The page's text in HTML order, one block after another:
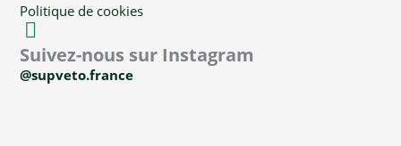
Politique de cookies
Suivez-nous sur Instagram
@supveto.france